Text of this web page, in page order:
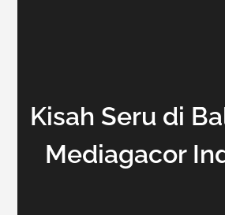
Kisah Seru di
Mediagacor